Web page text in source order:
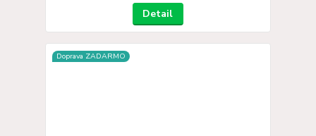
Detail
Doprava ZADARMO